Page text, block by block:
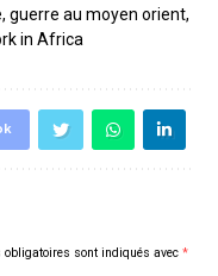
, guerre au moyen orient,
in Africa
obligatoires sont indiqués avec *